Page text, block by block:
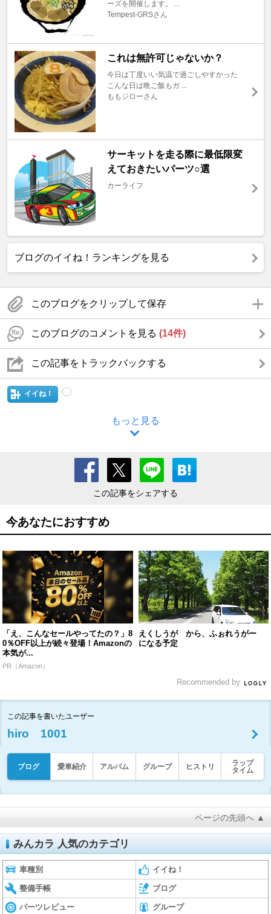
ーズを開催します。 ...
Tempest-GRSさん
これは無許可じゃないか？
今日は丁度いい気温で過ごしやすかった
こんな日は晩ご飯もガ ...
ももジローさん
サーキットを走る際に最低限変
えておきたいパーツ○選
カーライフ
ブログのイイね！ランキングを見る
このブログをクリップして保存
このブログのコメントを見る (14件)
この記事をトラックバックする
イイね！
もっと見る
この記事をシェアする
今あなたにおすすめ
「え、こんなセールやってたの？」8
0％OFF以上が続々登場！Amazonの
本気が...
PR（Amazon）
えくしうが から、ふぉれうがー
になる予定
Recommended by
この記事を書いたユーザー
hiro 1001
ブログ 愛車紹介 アルバム グループ ヒストリ
ラップ
タイム
ページの先頭へ ▲
みんカラ 人気のカテゴリ
車種別 イイね！
整備手帳 ブログ
パーツレビュー グループ